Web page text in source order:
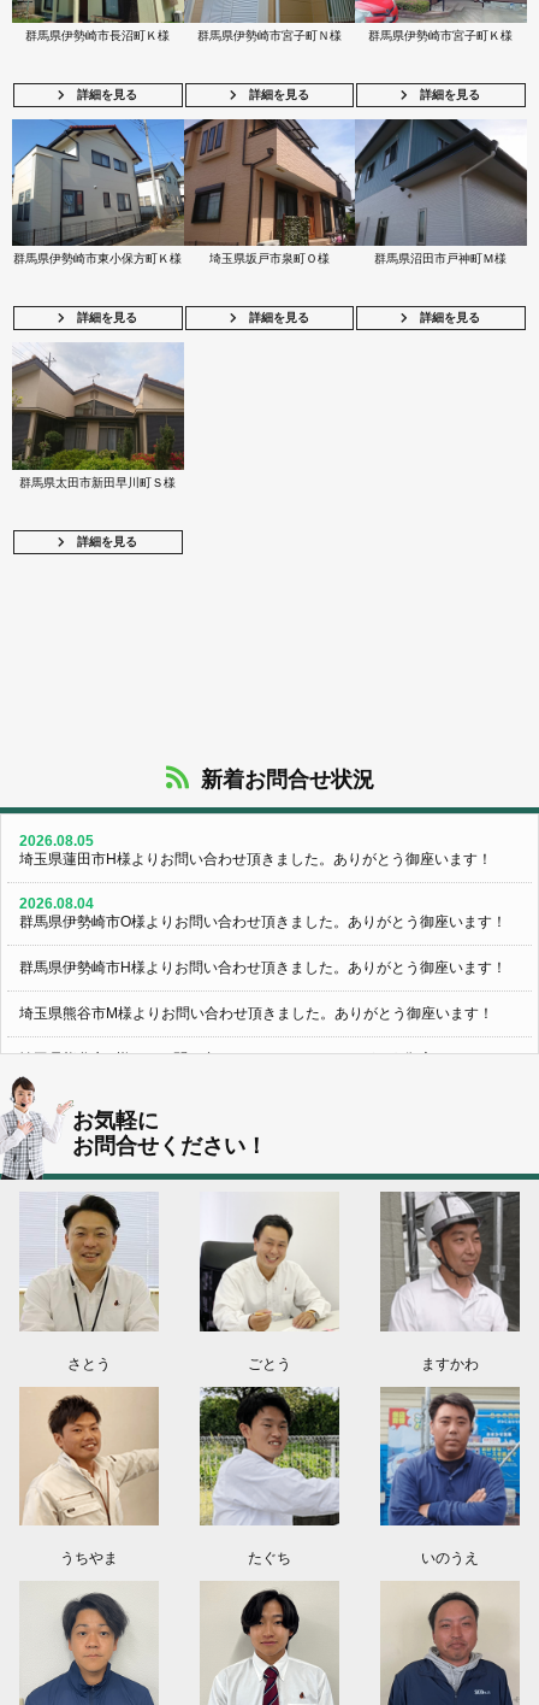
群馬県伊勢崎市長沼町Ｋ様
詳細を見る
群馬県伊勢崎市宮子町Ｎ様
詳細を見る
群馬県伊勢崎市宮子町Ｋ様
詳細を見る
群馬県伊勢崎市東小保方町Ｋ様
詳細を見る
埼玉県坂戸市泉町Ｏ様
詳細を見る
群馬県沼田市戸神町Ｍ様
詳細を見る
群馬県太田市新田早川町Ｓ様
詳細を見る
新着お問合せ状況
2026.08.05
埼玉県蓮田市H様よりお問い合わせ頂きました。ありがとう御座います！
2026.08.04
群馬県伊勢崎市O様よりお問い合わせ頂きました。ありがとう御座います！
群馬県伊勢崎市H様よりお問い合わせ頂きました。ありがとう御座います！
埼玉県熊谷市M様よりお問い合わせ頂きました。ありがとう御座います！
埼玉県熊谷市S様よりお問い合わせ頂きました。ありがとう御座います！
群馬県伊勢崎市K様よりお問い合わせ頂きました。ありがとう御座います！
東京都葛飾区N様よりお問い合わせ頂きました。ありがとう御座います！
2026.08.03
神奈川県川崎市A様よりお問い合わせ頂きました。ありがとう御座います！
群馬県高崎市E様よりお問い合わせ頂きました。ありがとう御座います！
2026.08.02
東京都練馬区K様よりお問い合わせ頂きました。ありがとう御座います！
お気軽に
お問合せください！
さとう ごとう ますかわ
うちやま たぐち いのうえ